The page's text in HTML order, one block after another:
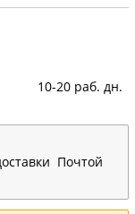
10-20 раб. дн.
Почтой